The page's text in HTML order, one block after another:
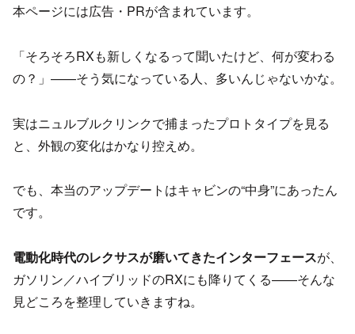
本ページには広告・PRが含まれています。
「そろそろRXも新しくなるって聞いたけど、何が変わる
の？」——そう気になっている人、多いんじゃないかな。
実はニュルブルクリンクで捕まったプロトタイプを見る
と、外観の変化はかなり控えめ。
でも、本当のアップデートはキャビンの“中身”にあったん
です。
電動化時代のレクサスが磨いてきたインターフェースが、
ガソリン／ハイブリッドのRXにも降りてくる——そんな
見どころを整理していきますね。